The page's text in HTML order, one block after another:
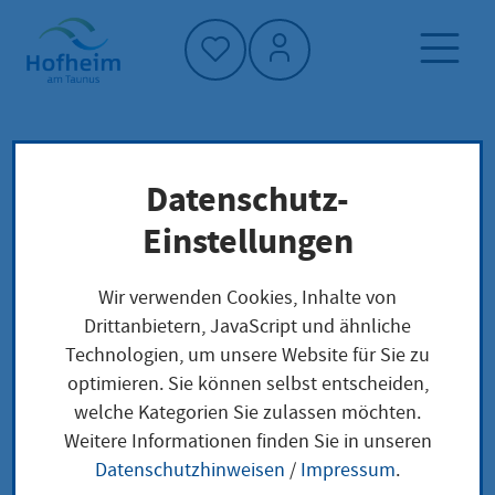
Startseite"
Dienstleistung-Finder
Lokale Anliegen
Vollzeitpflege für ältere Kinder und
Jugendliche gewähren Begleitung
Vollzeitpflege für
ältere Kinder und
Datenschutz-
Einstellungen
Wir verwenden Cookies, Inhalte von
Drittanbietern, JavaScript und ähnliche
Technologien, um unsere Website für Sie zu
optimieren. Sie können selbst entscheiden,
welche Kategorien Sie zulassen möchten.
Weitere Informationen finden Sie in unseren
Datenschutzhinweisen / Impressum.